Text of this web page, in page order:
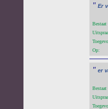
" Er
Op:
" er